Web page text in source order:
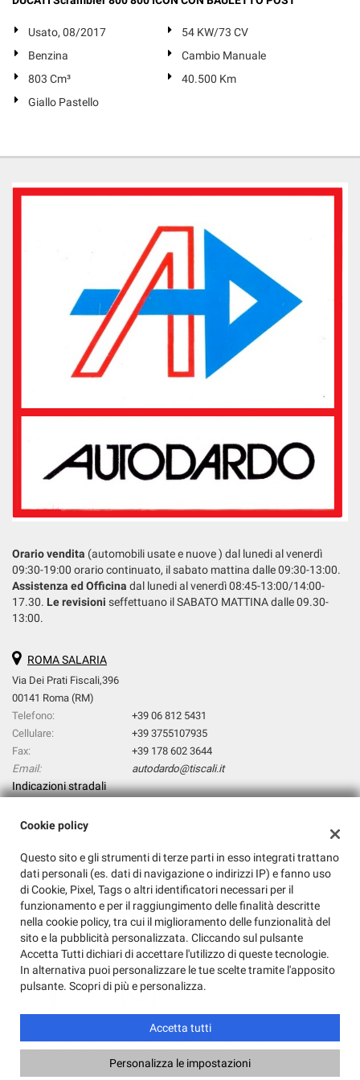
Usato, 08/2017
54 KW/73 CV
Benzina
Cambio Manuale
803 Cm³
40.500 Km
Giallo Pastello
Orario vendita (automobili usate e nuove ) dal lunedi al venerdì
09:30-19:00 orario continuato, il sabato mattina dalle 09:30-13:00.
Assistenza ed Officina dal lunedi al venerdì 08:45-13:00/14:00-
17.30. Le revisioni seffettuano il SABATO MATTINA dalle 09.30-
13:00.
ROMA SALARIA
Via Dei Prati Fiscali,396
00141 Roma (RM)
Telefono:
+39 06 812 5431
Cellulare:
+39 3755107935
Fax:
+39 178 602 3644
Email:
autodardo@tiscali.it
Indicazioni stradali
AUTODARDO SRL
Via Dei Prati Fiscali,396, Roma (RM)
C.F/P.IVA:14768931009
Registro delle imprese:RM
Leggi l'informativa sulla privacy-Cookie Policy
GestionaleAuto.com
Cookie policy
Questo sito e gli strumenti di terze parti in esso integrati trattano
dati personali (es. dati di navigazione o indirizzi IP) e fanno uso
di Cookie, Pixel, Tags o altri identificatori necessari per il
funzionamento e per il raggiungimento delle finalità descritte
nella cookie policy, tra cui il miglioramento delle funzionalità del
sito e la pubblicità personalizzata. Cliccando sul pulsante
Accetta Tutti dichiari di accettare l'utilizzo di queste tecnologie.
In alternativa puoi personalizzare le tue scelte tramite l'apposito
pulsante. Scopri di più e personalizza.
Accetta tutti
Personalizza le impostazioni
le